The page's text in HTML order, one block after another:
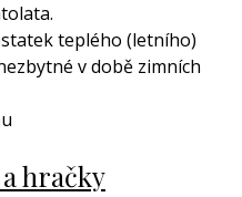
teplého (letního)
v době zimních
hračky